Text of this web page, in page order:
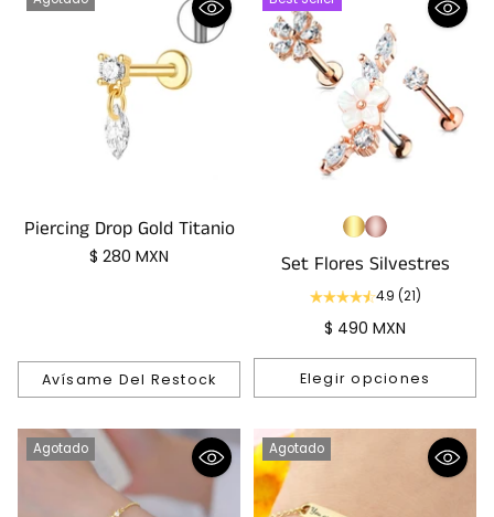
Piercing Drop Gold Titanio
$ 280 MXN
Avísame Del Restock
Set Flores Silvestres
4.9 (21)
$ 490 MXN
Elegir opciones
Cantidad
Agotado Agotado